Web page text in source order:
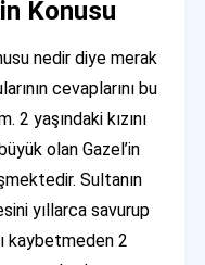
Konusu
nedir diye merak
cevaplarını bu
2 yaşındaki kızını
olan Gazel’in
Sultanın
yıllarca savurup
kaybetmeden 2